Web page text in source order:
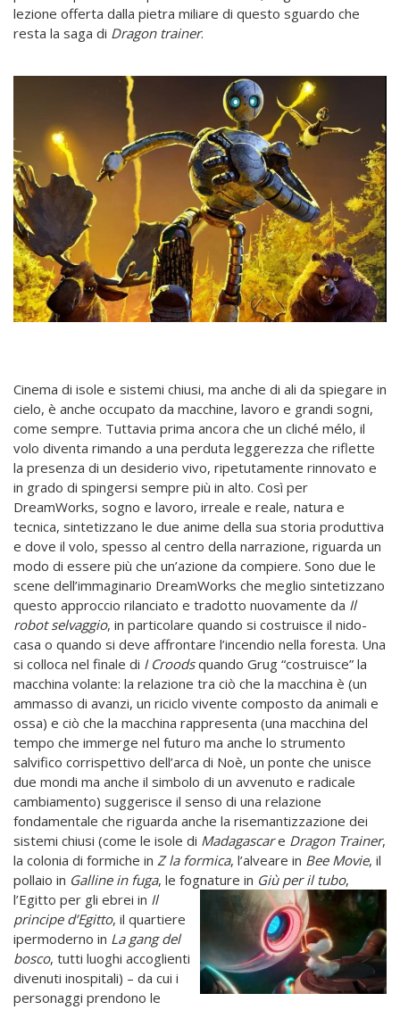
lezione offerta dalla pietra miliare di questo sguardo che
resta la saga di Dragon trainer.
Cinema di isole e sistemi chiusi, ma anche di ali da spiegare in
cielo, è anche occupato da macchine, lavoro e grandi sogni,
come sempre. Tuttavia prima ancora che un cliché mélo, il
volo diventa rimando a una perduta leggerezza che riflette
la presenza di un desiderio vivo, ripetutamente rinnovato e
in grado di spingersi sempre più in alto. Così per
DreamWorks, sogno e lavoro, irreale e reale, natura e
tecnica, sintetizzano le due anime della sua storia produttiva
e dove il volo, spesso al centro della narrazione, riguarda un
modo di essere più che un’azione da compiere. Sono due le
scene dell’immaginario DreamWorks che meglio sintetizzano
questo approccio rilanciato e tradotto nuovamente da Il
robot selvaggio, in particolare quando si costruisce il nido-
casa o quando si deve affrontare l’incendio nella foresta. Una
si colloca nel finale di I Croodsquando Grug “costruisce” la
macchina volante: la relazione tra ciò che la macchina è (un
ammasso di avanzi, un riciclo vivente composto da animali e
ossa) e ciò che la macchina rappresenta (una macchina del
tempo che immerge nel futuro ma anche lo strumento
salvifico corrispettivo dell’arca di Noè, un ponte che unisce
due mondi ma anche il simbolo di un avvenuto e radicale
cambiamento) suggerisce il senso di una relazione
fondamentale che riguarda anche la risemantizzazione dei
sistemi chiusi (come le isole di Madagascare Dragon Trainer,
la colonia di formiche in Z la formica, l’alveare in Bee Movie, il
pollaio in Galline in fuga, le fognature in Giù per iltubo,
l’Egitto per gli ebrei in Il
principe d’Egitto, il quartiere
ipermoderno in La gang del
bosco, tutti luoghi accoglienti
divenuti inospitali) – da cui i
personaggi prendono le